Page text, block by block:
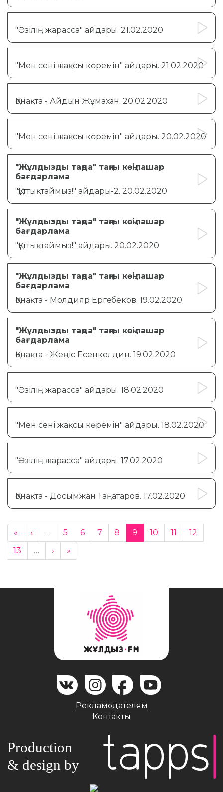
"Әзілің жарасса" айдары. 21.02.2020
"Мен сені жақсы көремін" айдары. 21.02.2020
Қонақта - Айдын Жұмахан. 20.02.2020
"Мен сені жақсы көремін" айдары. 20.02.2020
"Жұлдызды таңда" таңғы көңілашар
бағдарлама
"Құттықтаймыз!" айдары-2. 20.02.2020
"Жұлдызды таңда" таңғы көңілашар
бағдарлама
"Құттықтаймыз!" айдары. 20.02.2020
"Жұлдызды таңда" таңғы көңілашар
бағдарлама
Қонақта - Молдияр Ергебеков. 19.02.2020
"Жұлдызды таңда" таңғы көңілашар
бағдарлама
Қонақта - Жеңіс Есенкелдин. 19.02.2020
"Әзілің жарасса" айдары. 18.02.2020
"Мен сені жақсы көремін" айдары. 18.02.2020
"Әзілің жарасса" айдары. 17.02.2020
Қонақта - Досымжан Таңатаров. 17.02.2020
« ‹ … 5 6 7 8 9 10 11
12
13
… › »
Рекламодателям
Контакты